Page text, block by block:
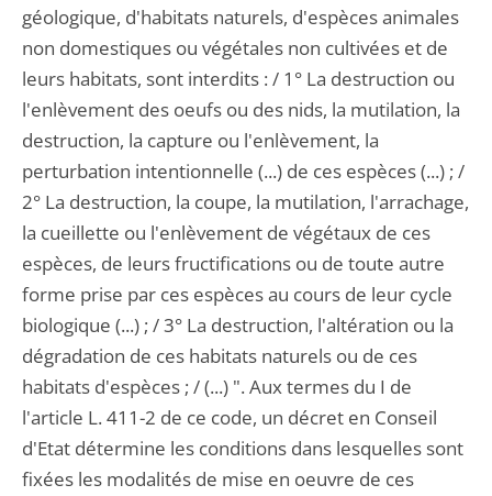
géologique, d'habitats naturels, d'espèces animales
non domestiques ou végétales non cultivées et de
leurs habitats, sont interdits : / 1° La destruction ou
l'enlèvement des oeufs ou des nids, la mutilation, la
destruction, la capture ou l'enlèvement, la
perturbation intentionnelle (...) de ces espèces (...) ; /
2° La destruction, la coupe, la mutilation, l'arrachage,
la cueillette ou l'enlèvement de végétaux de ces
espèces, de leurs fructifications ou de toute autre
forme prise par ces espèces au cours de leur cycle
biologique (...) ; / 3° La destruction, l'altération ou la
dégradation de ces habitats naturels ou de ces
habitats d'espèces ; / (...) ". Aux termes du I de
l'article L. 411-2 de ce code, un décret en Conseil
d'Etat détermine les conditions dans lesquelles sont
fixées les modalités de mise en oeuvre de ces